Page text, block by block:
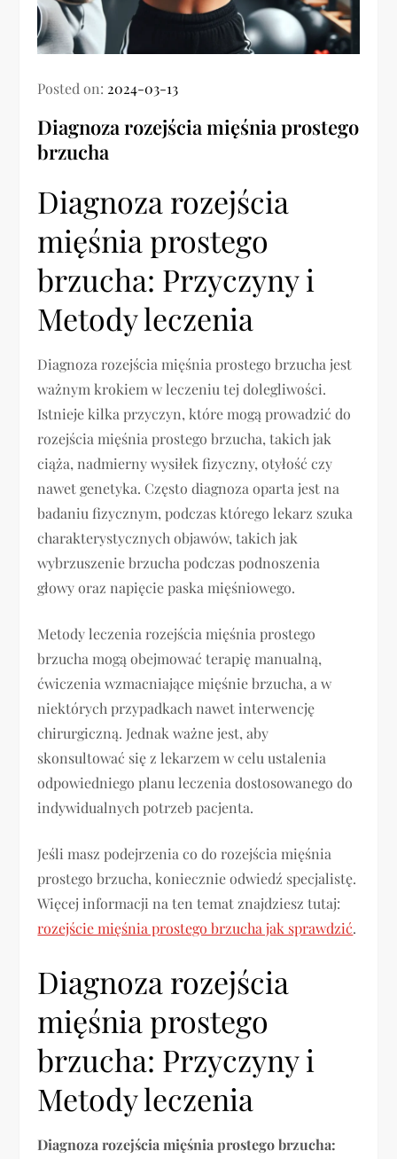
Posted on: 2024-03-13
Diagnoza rozejścia mięśnia prostego
brzucha
Diagnoza rozejścia
mięśnia prostego
brzucha: Przyczyny i
Metody leczenia
Diagnoza rozejścia mięśnia prostego brzucha jest
ważnym krokiem w leczeniu tej dolegliwości.
Istnieje kilka przyczyn, które mogą prowadzić do
rozejścia mięśnia prostego brzucha, takich jak
ciąża, nadmierny wysiłek fizyczny, otyłość czy
nawet genetyka. Często diagnoza oparta jest na
badaniu fizycznym, podczas którego lekarz szuka
charakterystycznych objawów, takich jak
wybrzuszenie brzucha podczas podnoszenia
głowy oraz napięcie paska mięśniowego.
Metody leczenia rozejścia mięśnia prostego
brzucha mogą obejmować terapię manualną,
ćwiczenia wzmacniające mięśnie brzucha, a w
niektórych przypadkach nawet interwencję
chirurgiczną. Jednak ważne jest, aby
skonsultować się z lekarzem w celu ustalenia
odpowiedniego planu leczenia dostosowanego do
indywidualnych potrzeb pacjenta.
Jeśli masz podejrzenia co do rozejścia mięśnia
prostego brzucha, koniecznie odwiedź specjalistę.
Więcej informacji na ten temat znajdziesz tutaj:
rozejście mięśnia prostego brzucha jak sprawdzić.
Diagnoza rozejścia
mięśnia prostego
brzucha: Przyczyny i
Metody leczenia
Diagnoza rozejścia mięśnia prostego brzucha: